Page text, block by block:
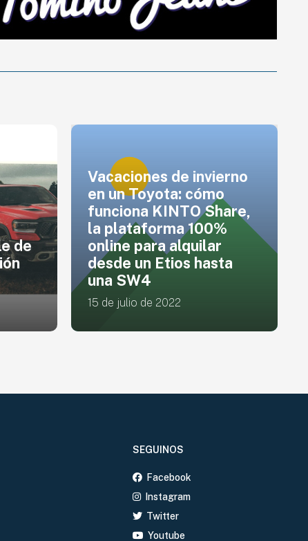
BMW Motorrad
presenta la motocicleta
concepto BMW R20,
una obra de arte sobre
dos ruedas.
27 de mayo de 2024
SEGUINOS
Facebook
Instagram
Twitter
Youtube